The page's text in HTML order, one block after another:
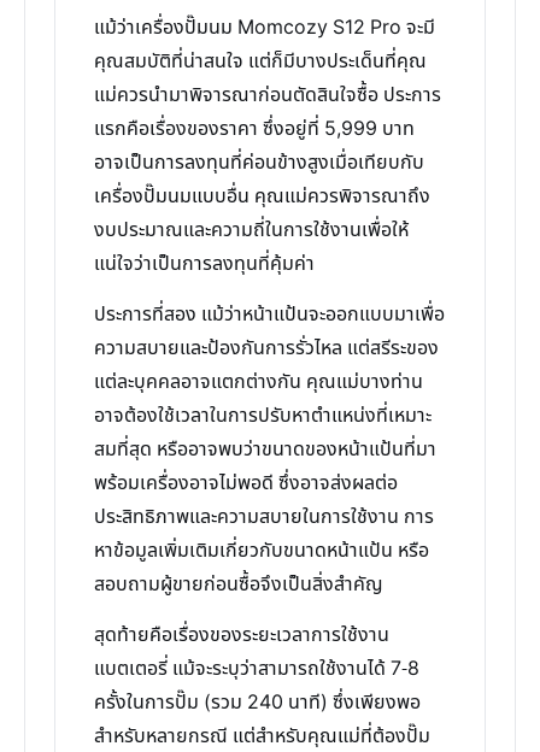
แม้ว่าเครื่องปั๊มนม Momcozy S12 Pro จะมี
คุณสมบัติที่น่าสนใจ แต่ก็มีบางประเด็นที่คุณ
แม่ควรนำมาพิจารณาก่อนตัดสินใจซื้อ ประการ
แรกคือเรื่องของราคา ซึ่งอยู่ที่ 5,999 บาท
อาจเป็นการลงทุนที่ค่อนข้างสูงเมื่อเทียบกับ
เครื่องปั๊มนมแบบอื่น คุณแม่ควรพิจารณาถึง
งบประมาณและความถี่ในการใช้งานเพื่อให้
แน่ใจว่าเป็นการลงทุนที่คุ้มค่า
ประการที่สอง แม้ว่าหน้าแป้นจะออกแบบมาเพื่อ
ความสบายและป้องกันการรั่วไหล แต่สรีระของ
แต่ละบุคคลอาจแตกต่างกัน คุณแม่บางท่าน
อาจต้องใช้เวลาในการปรับหาตำแหน่งที่เหมาะ
สมที่สุด หรืออาจพบว่าขนาดของหน้าแป้นที่มา
พร้อมเครื่องอาจไม่พอดี ซึ่งอาจส่งผลต่อ
ประสิทธิภาพและความสบายในการใช้งาน การ
หาข้อมูลเพิ่มเติมเกี่ยวกับขนาดหน้าแป้น หรือ
สอบถามผู้ขายก่อนซื้อจึงเป็นสิ่งสำคัญ
สุดท้ายคือเรื่องของระยะเวลาการใช้งาน
แบตเตอรี่ แม้จะระบุว่าสามารถใช้งานได้ 7-8
ครั้งในการปั๊ม (รวม 240 นาที) ซึ่งเพียงพอ
สำหรับหลายกรณี แต่สำหรับคุณแม่ที่ต้องปั๊ม